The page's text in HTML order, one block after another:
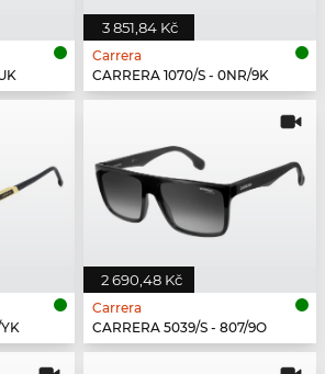
3 851,84 Kč
Carrera
CARRERA 1070/S - 0NR/9K
2 690,48 Kč
Carrera
CARRERA 5039/S - 807/9O